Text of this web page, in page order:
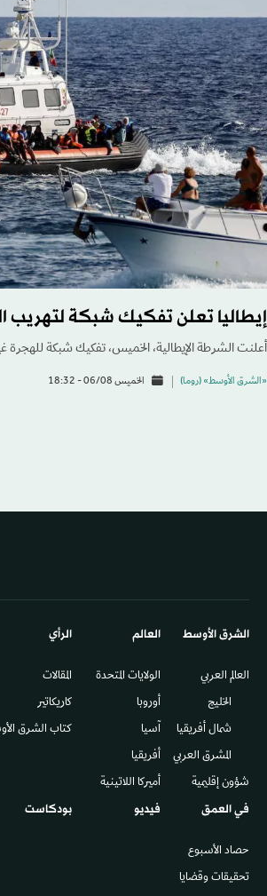
إيطاليا تعلن تفكيك شبكة لتهريب
أعلنت الشرطة الإيطالية، الخميس، تفكيك شبكة للهجرة
«الشرق الأوسط» (روما) الخميس 06/08 - 18:32
الشرق الأوسط​
العالم العربي
الخليج
شمال أفريقيا
المشرق العربي
شؤون إقليمية
العالم
الولايات المتحدة
أوروبا
آسيا
أفريقيا
أميركا اللاتينية
الرأي
المقالات
كاريكاتير
كتاب الشرق
في العمق
حصاد الأسبوع
تحقيقات وقضايا
فيديو بودكاست